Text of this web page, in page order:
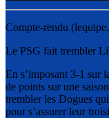
Compte-rendu
Le PSG fait trembler
En s’imposant 3-1 sur
de points sur une
trembler les Dogues
pour s’assurer leur